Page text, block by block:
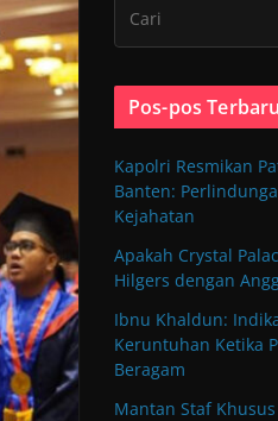
Pos-pos Terbaru
Kapolri Resmikan
Banten:
Kejahatan
Apakah Crystal
Hilgers dengan
Ibnu Khaldun:
Keruntuhan Ketika
Beragam
Mantan Staf